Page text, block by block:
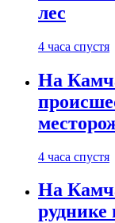
лес
4 часа спустя
На
4 часа спустя
На
руднике